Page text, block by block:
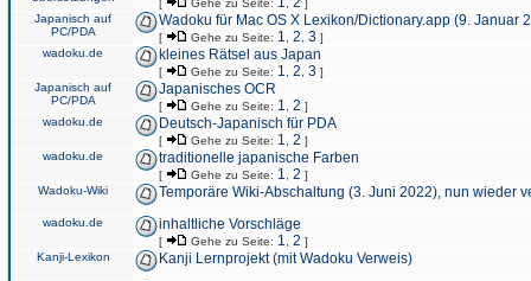
[ Gehe zu Seite:
]
Japanisch auf
PC/PDA
Wadoku für Mac OS X Lexikon/Dictionary.app (9. Januar
[ Gehe zu Seite: 1 2 3 ]
wadoku.de
kleines Rätsel aus Japan
[ Gehe zu Seite: 1 2 3 ]
Japanisch auf
PC/PDA
Japanisches OCR
[ Gehe zu Seite: 1 2 ]
wadoku.de
Deutsch-Japanisch für PDA
[ Gehe zu Seite: 1 2 ]
wadoku.de
traditionelle japanische Farben
[ Gehe zu Seite: 1 2 ]
Wadoku-Wiki
Temporäre Wiki-Abschaltung (3. Juni 2022), nun wieder
wadoku.de inhaltliche Vorschläge
[ Gehe zu Seite: 1 2 ]
Kanji-Lexikon
Kanji Lernprojekt (mit Wadoku Verweis)